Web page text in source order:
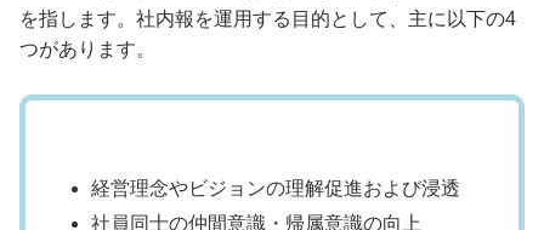
を指します。社内報を運用する目的として、主に以下の4
つがあります。
経営理念やビジョンの理解促進および浸透
社員同士の仲間意識・帰属意識の向上